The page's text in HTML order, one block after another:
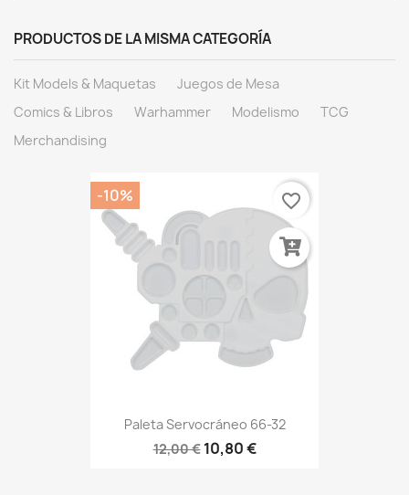
PRODUCTOS DE LA MISMA CATEGORÍA
Kit Models & Maquetas
Juegos de Mesa
Comics & Libros
Warhammer Modelismo
TCG
Merchandising
Paleta Servocráneo 66-32
12,00 € 10,80 €
-10% favorite_border